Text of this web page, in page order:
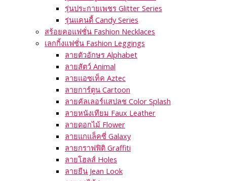
รุ่นประกายเพชร Glitter Series
รุ่นแคนดี้ Candy Series
สร้อยคอแฟชั่น Fashion Necklaces
เลกกิ้งแฟชั่น Fashion Leggings
ลายตัวอักษร Alphabet
ลายสัตว์ Animal
ลายแอซเท็ค Aztec
ลายการ์ตูน Cartoon
ลายคัลเลอร์แสปลช Color Splash
ลายหนังเทียม Faux Leather
ลายดอกไม้ Flower
ลายแกแล็คซี่ Galaxy
ลายกราฟฟิติ Graffiti
ลายโฮลส์ Holes
ลายยีน Jean Look